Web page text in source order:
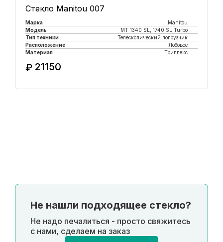
Стекло Manitou 007
Марка
Manitou
Модель
MT 1340 SL, 1740 SL Turbo
Тип техники
Телескопический погрузчик
Расположение
Лобовое
Материал
Триплекс
₽ 21150
Не нашли подходящее стекло?
Не надо печалиться - просто свяжитесь
с нами, сделаем на заказ